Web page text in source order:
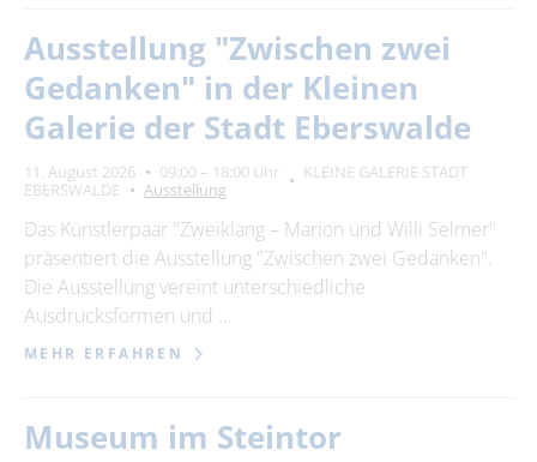
Ausstellung "Zwischen zwei
Gedanken" in der Kleinen
Galerie der Stadt Eberswalde
11. August 2026 09:00 – 18:00 Uhr
KLEINE GALERIE STADT
EBERSWALDE
Ausstellung
Das Künstlerpaar "Zweiklang – Marion und Willi Selmer"
präsentiert die Ausstellung "Zwischen zwei Gedanken".
Die Ausstellung vereint unterschiedliche
Ausdrucksformen und …
MEHR ERFAHREN
Museum im Steintor